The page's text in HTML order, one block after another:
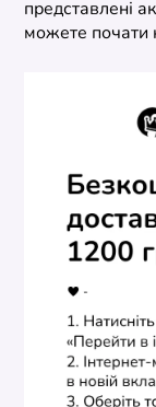
представлені
можете почати